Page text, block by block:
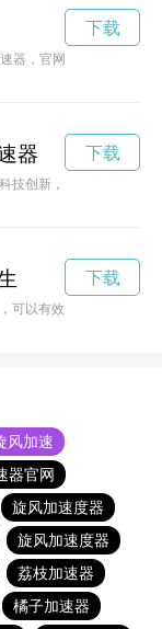
器，官网提供稳定可靠的
下载
器
技创新，能够加速探索
下载
可以有效地提升网络连
下载
风加速
器官网
旋风加速度器
旋风加速度器
荔枝加速器
橘子加速器